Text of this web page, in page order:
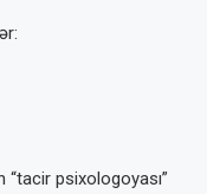
psixologoyası”